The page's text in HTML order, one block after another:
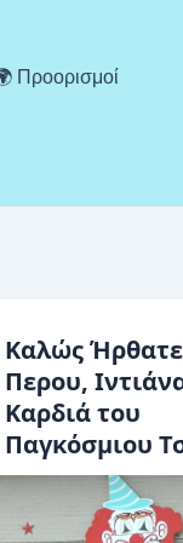
Προορισμοί
Καλώς
Περου,
Καρδιά του
Παγκόσμιου